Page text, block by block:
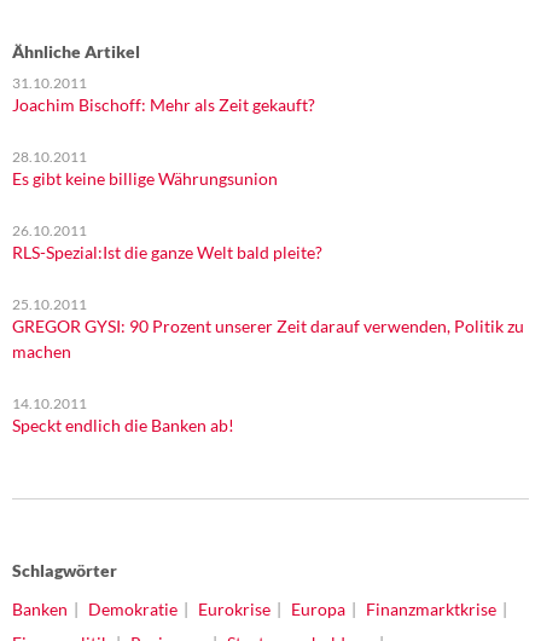
Ähnliche Artikel
31.10.2011
Joachim Bischoff: Mehr als Zeit gekauft?
28.10.2011
Es gibt keine billige Währungsunion
26.10.2011
RLS-Spezial:Ist die ganze Welt bald pleite?
25.10.2011
GREGOR GYSI: 90 Prozent unserer Zeit darauf verwenden, Politik zu
machen
14.10.2011
Speckt endlich die Banken ab!
Schlagwörter
Banken
Demokratie Eurokrise Europa
Finanzmarktkrise